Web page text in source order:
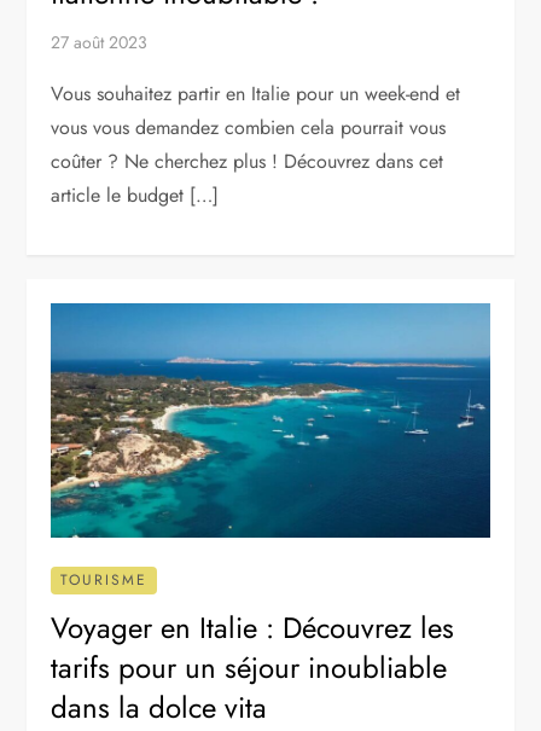
27 août 2023
Vous souhaitez partir en Italie pour un week-end et
vous vous demandez combien cela pourrait vous
coûter ? Ne cherchez plus ! Découvrez dans cet
article le budget […]
TOURISME
Voyager en Italie : Découvrez les
tarifs pour un séjour inoubliable
dans la dolce vita